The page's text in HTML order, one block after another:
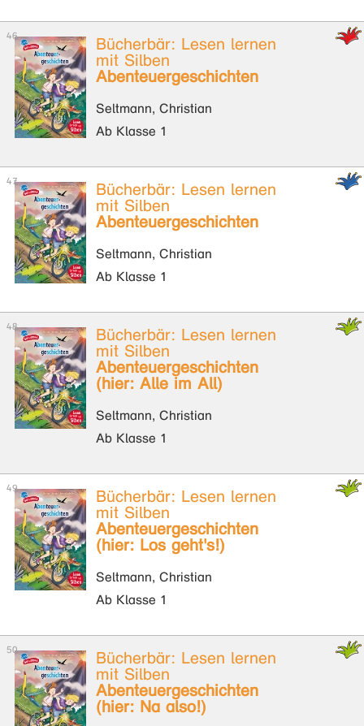
Bücherbär: Lesen lernen
mit Silben
Abenteuergeschichten
Seltmann, Christian
Ab Klasse 1
Bücherbär: Lesen lernen
mit Silben
Abenteuergeschichten
Seltmann, Christian
Ab Klasse 1
Bücherbär: Lesen lernen
mit Silben
Abenteuergeschichten
(hier: Alle im All)
Seltmann, Christian
Ab Klasse 1
Bücherbär: Lesen lernen
mit Silben
Abenteuergeschichten
(hier: Los geht's!)
Seltmann, Christian
Ab Klasse 1
Bücherbär: Lesen lernen
mit Silben
Abenteuergeschichten
(hier: Na also!)